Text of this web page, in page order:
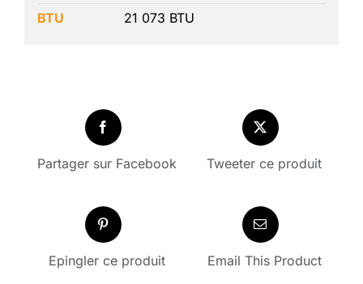
BTU 21 073 BTU
Partager sur Facebook Tweeter ce produit
Epingler ce produit Email This Product